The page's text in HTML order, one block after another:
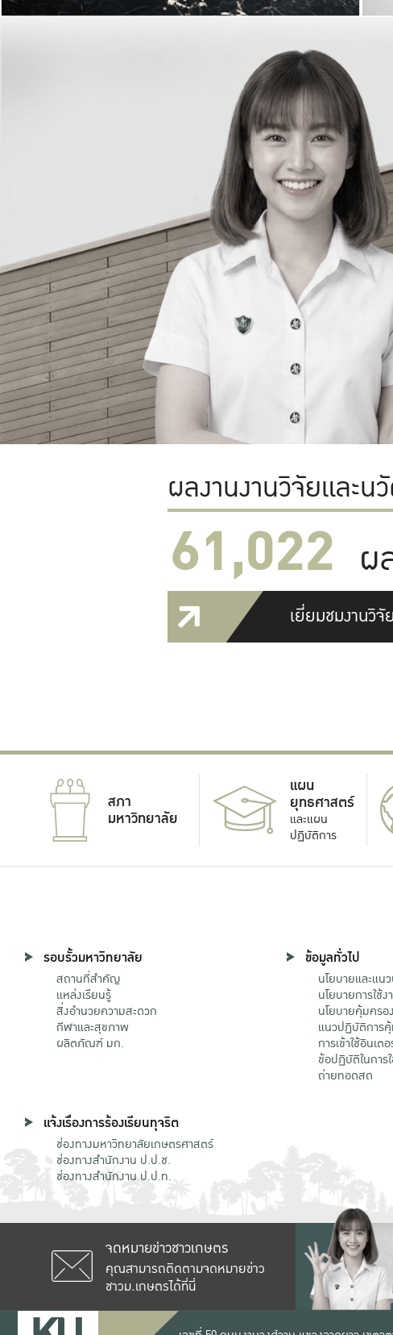
ผลงานงานวิจัยและน
61,022 ผ
เยี่ยมชมงานวิ
สภา
มหาวิทยาลัย
แผน
ยุทธศาสตร์
และแผน
ปฏิบัติการ
รอบรั้วมหาวิทยาลัย
สถานที่สำคัญ
แหล่งเรียนรู้
สิ่งอำนวยความสะดวก
กีฬาและสุขภาพ
ผลิตภัณฑ์ มก.
ข้อมูลทั่วไป
นโยบายและแ
นโยบายการใช้
นโยบายคุ้มคร
แนวปฏิบัติการ
การเข้าใช้อินเต
ข้อปฏิบัติในกา
ถ่ายทอดสด
แจ้งเรื่องการร้องเรียนทุจริต
ช่องทางมหาวิทยาลัยเกษตรศาสตร์
ช่องทางสำนักงาน ป.ป.ช.
ช่องทางสำนักงาน ป.ป.ท.
จดหมายข่าวชาวเกษตร
คุณสามารถติดตามจดหมายข่าว
ชาวม.เกษตรได้ที่นี่